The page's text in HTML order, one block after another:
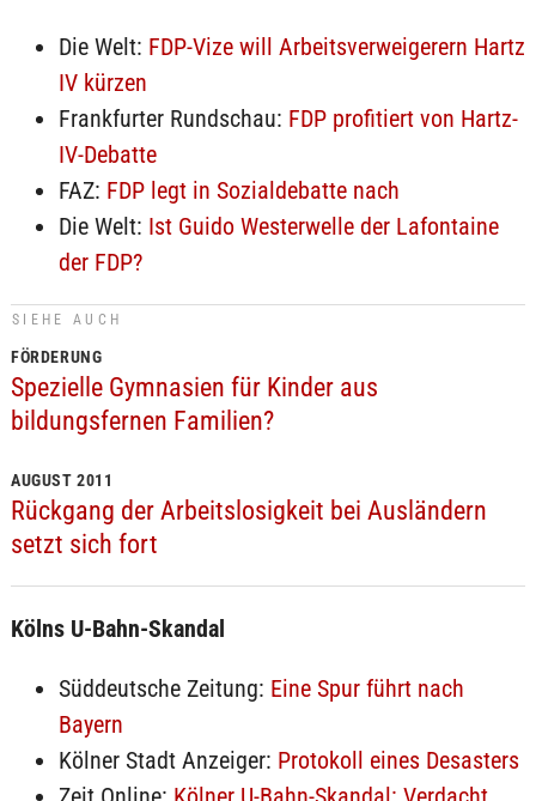
Die Welt: FDP-Vize will Arbeitsverweigerern Hartz
IV kürzen
Frankfurter Rundschau: FDP profitiert von Hartz-
IV-Debatte
FAZ: FDP legt in Sozialdebatte nach
Die Welt: Ist Guido Westerwelle der Lafontaine
der FDP?
SIEHE AUCH
FÖRDERUNG
Spezielle Gymnasien für Kinder aus
bildungsfernen Familien?
AUGUST 2011
Rückgang der Arbeitslosigkeit bei Ausländern
setzt sich fort
Kölns U-Bahn-Skandal
Süddeutsche Zeitung: Eine Spur führt nach
Bayern
Kölner Stadt Anzeiger: Protokoll eines Desasters